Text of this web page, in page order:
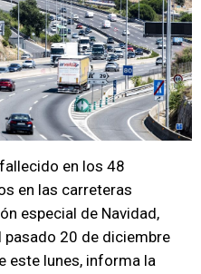
en los 48
en las carreteras
especial de Navidad,
20 de diciembre
este lunes, informa la